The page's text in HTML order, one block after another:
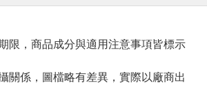
限，商品成分與適用注意事項皆標示
關係，圖檔略有差異，實際以廠商出